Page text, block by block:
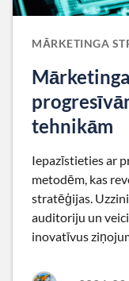
MĀRKETINGA
tehnikām
Iepazīstieties ar
metodēm, kas
stratēģijas.
auditoriju un
inovatīvus